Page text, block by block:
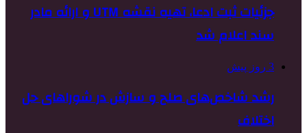
جزئیات ثبت ادعا، تهیه نقشه UTM و ارائه مادر
سند اعلام شد
3 روز پیش
رشد شاخص‌های صلح و سازش در شوراهای حل
اختلاف